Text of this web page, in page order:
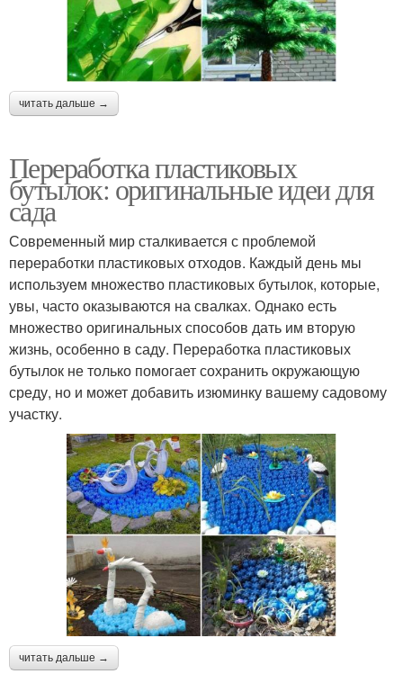
читать дальше →
Переработка пластиковых
бутылок: оригинальные идеи для
сада
Современный мир сталкивается с проблемой
переработки пластиковых отходов. Каждый день мы
используем множество пластиковых бутылок, которые,
увы, часто оказываются на свалках. Однако есть
множество оригинальных способов дать им вторую
жизнь, особенно в саду. Переработка пластиковых
бутылок не только помогает сохранить окружающую
среду, но и может добавить изюминку вашему садовому
участку.
читать дальше →